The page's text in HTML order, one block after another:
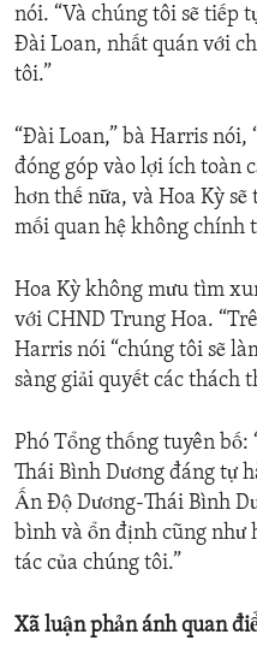
nói. “Và chúng tôi sẽ tiếp
Đài Loan, nhất quán với
tôi.”
“Đài Loan,” bà Harris nói,
đóng góp vào lợi ích toàn
hơn thế nữa, và Hoa Kỳ sẽ
mối quan hệ không chính
Hoa Kỳ không mưu tìm
với CHND Trung Hoa.
Harris nói “chúng tôi sẽ
sàng giải quyết các thách
Phó Tổng thống tuyên bố:
Thái Bình Dương đáng tự
Ấn Độ Dương-Thái Bình
bình và ổn định cũng như
tác của chúng tôi.”
Xã luận phản ánh quan